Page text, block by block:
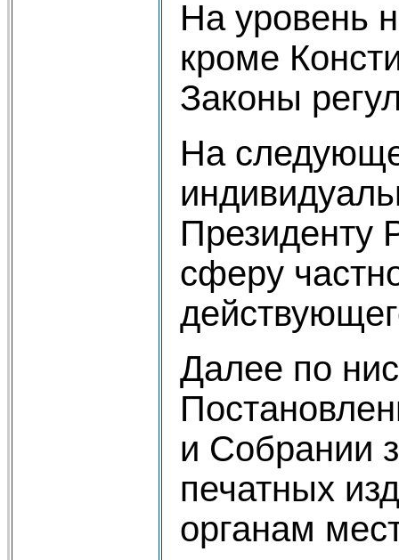
На уровень
кроме
Законы
На
Президенту
сферу
Далее по
и Собрании
печатных
органам